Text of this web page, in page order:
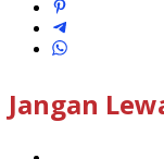
Jangan